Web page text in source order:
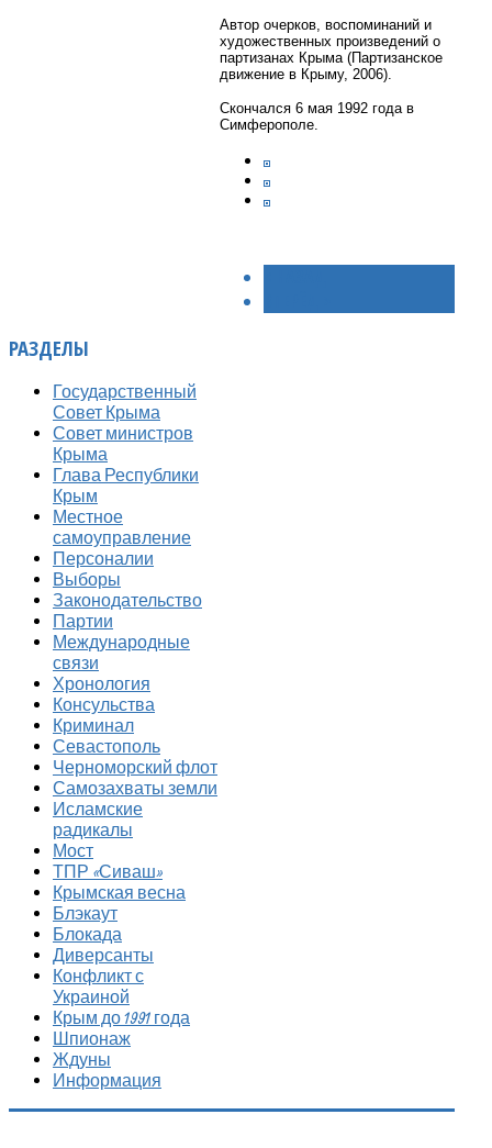
Автор очерков, воспоминаний и
художественных произведений о
партизанах Крыма (Партизанское
движение в Крыму, 2006).
Скончался 6 мая 1992 года в
Симферополе.
РАЗДЕЛЫ
Государственный
Совет Крыма
Совет министров
Крыма
Глава Республики
Крым
Местное
самоуправление
Персоналии
Выборы
Законодательство
Партии
Международные
связи
Хронология
Консульства
Криминал
Севастополь
Черноморский флот
Самозахваты земли
Исламские
радикалы
Мост
ТПР «Сиваш»
Крымская весна
Блэкаут
Блокада
Диверсанты
Конфликт с
Украиной
Крым до 1991 года
Шпионаж
Ждуны
Информация